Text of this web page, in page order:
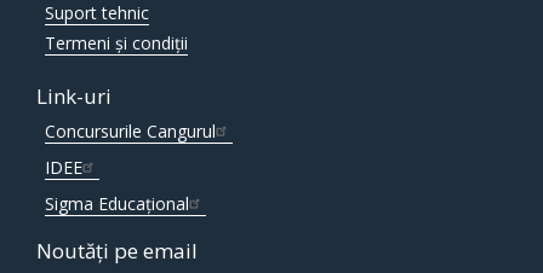
Suport tehnic
Termeni și condiții
Link-uri
Concursurile Cangurul
IDEE
Sigma Educațional
Noutăți pe email